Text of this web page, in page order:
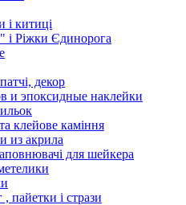
і китиці
і Ріжки Єдинорога
декор
и эпоксидные наклейки
клейове каміння
из акрила
для шейкера
і стрази